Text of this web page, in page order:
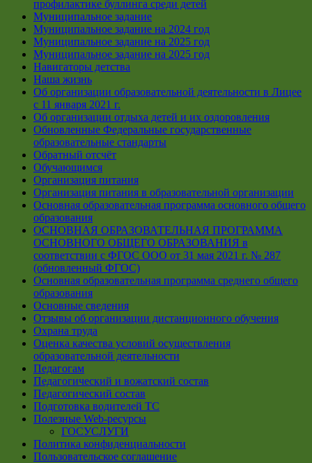
профилактике буллинга среди детей
Муниципальное задание
Муниципальное задание на 2024 год
Муниципальное задание на 2025 год
Муниципальное задание на 2025 год
Навигаторы детства
Наша жизнь
Об организации образовательной деятельности в Лицее
с 11 января 2021 г.
Об организации отдыха детей и их оздоровления
Обновленные Федеральные государственные
образовательные стандарты
Обратный отсчёт
Обучающимся
Организация питания
Организация питания в образовательной организации
Основная образовательная программа основного общего
образования
ОСНОВНАЯ ОБРАЗОВАТЕЛЬНАЯ ПРОГРАММА
ОСНОВНОГО ОБЩЕГО ОБРАЗОВАНИЯ в
соответствии с ФГОС ООО от 31 мая 2021 г. № 287
(обновленный ФГОС)
Основная образовательная программа среднего общего
образования
Основные сведения
Отзывы об организации дистанционного обучения
Охрана труда
Оценка качества условий осуществления
образовательной деятельности
Педагогам
Педагогический и вожатский состав
Педагогический состав
Подготовка водителей ТС
Полезные Web-ресурсы
ГОСУСЛУГИ
Политика конфиденциальности
Пользовательское соглашение